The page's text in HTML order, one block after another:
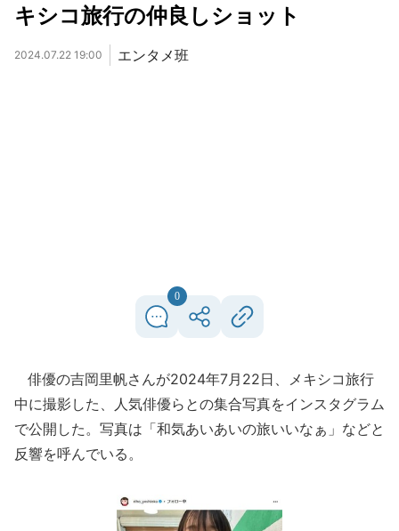
キシコ旅行の仲良しショット
2024.07.22 19:00 エンタメ班
0
俳優の吉岡里帆さんが2024年7月22日、メキシコ旅行
中に撮影した、人気俳優らとの集合写真をインスタグラム
で公開した。写真は「和気あいあいの旅いいなぁ」などと
反響を呼んでいる。